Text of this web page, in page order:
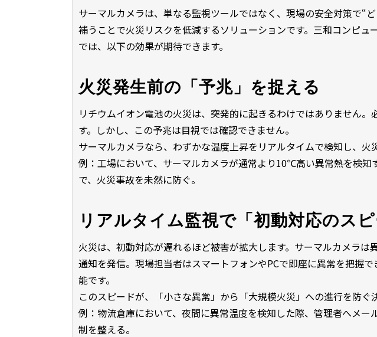
サーマルカメラは、単なる監視ツールではなく、現場の安全対策で“
補うことで火災リスクを低減するソリューションです。三和コンピュ
では、以下の効果が期待できます。
火災発生前の「予兆」を捉える
リチウムイオン電池の火災は、突発的に起きるわけではありません。
す。しかし、この予兆は目視では確認できません。
サーマルカメラなら、わずかな温度上昇をリアルタイムで検知し、火
例：工場において、サーマルカメラが通常より10℃高い異常熱を検知
で、火災事故を未然に防ぐ。
リアルタイム監視で「初動対応のス
火災は、初動対応が遅れるほど被害が拡大します。サーマルカメラは
通知を発信。現場担当者はスマートフォンやPCで即座に異常を把握
能です。
このスピードが、「小さな異常」から「大規模火災」への進行を防ぐ
例：物流倉庫において、夜間に異常温度を検知した際、管理者へメー
制を整える。